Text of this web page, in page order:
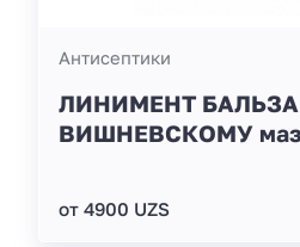
Антисептики
ЛИНИМЕНТ
ВИШНЕВСКОМУ
от 4900 UZS